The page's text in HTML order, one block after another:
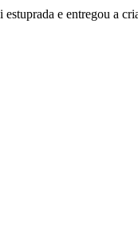
e entregou a